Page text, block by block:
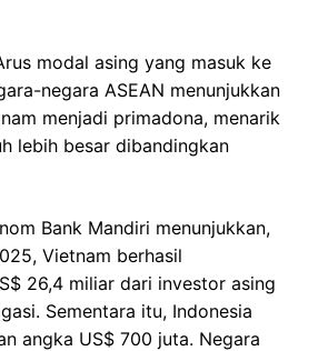
modal asing yang masuk ke
negara ASEAN menunjukkan
menjadi primadona, menarik
lebih besar dibandingkan
Bank Mandiri menunjukkan,
Vietnam berhasil
26,4 miliar dari investor asing
Sementara itu, Indonesia
angka US$ 700 juta. Negara